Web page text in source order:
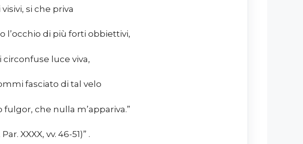
si che priva
l’occhio di più forti obbiettivi,
circonfuse luce viva,
fasciato di tal velo
fulgor, che nulla m’appariva.”
XXXX, vv. 46-51)” .